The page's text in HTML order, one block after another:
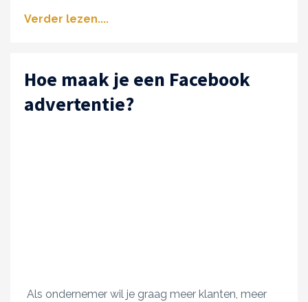
Verder lezen....
Hoe maak je een Facebook
advertentie?
Als ondernemer wil je graag meer klanten, meer